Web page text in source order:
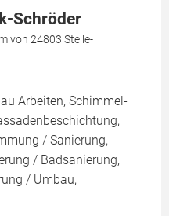
Schröder
von 24803 Stelle-
Arbeiten, Schimmel-
/ Sanierung,
/ Badsanierung,
/ Umbau,